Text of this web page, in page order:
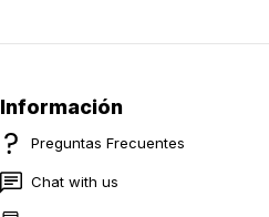
Información
Preguntas Frecuentes
Chat with us